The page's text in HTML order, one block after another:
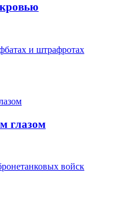
и штрафротах
глазом
войск